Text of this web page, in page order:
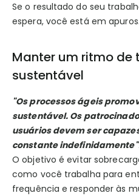
Se o resultado do seu
espera, você está em apuros.
Manter um ritmo de
sustentável
"Os processos ágeis
sustentável. Os
usuários devem ser
constante
O objetivo é evitar
como você trabalha para
frequência e responder às